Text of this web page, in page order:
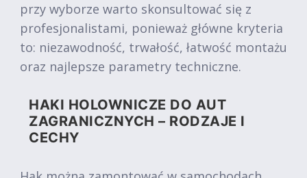
przy wyborze warto skonsultować się z
profesjonalistami, ponieważ główne kryteria
to: niezawodność, trwałość, łatwość montażu
oraz najlepsze parametry techniczne.
HAKI HOLOWNICZE DO AUT
ZAGRANICZNYCH – RODZAJE I
CECHY